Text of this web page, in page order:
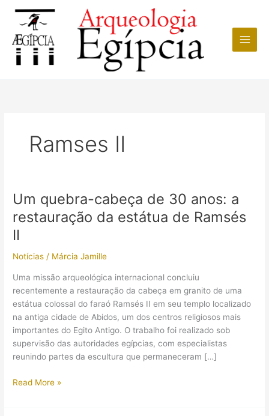
conteúdo
Ramses II
Um quebra-cabeça de 30 anos: a
restauração da estátua de Ramsés
II
Notícias / Márcia Jamille
Uma missão arqueológica internacional concluiu
recentemente a restauração da cabeça em granito de uma
estátua colossal do faraó Ramsés II em seu templo localizado
na antiga cidade de Abidos, um dos centros religiosos mais
importantes do Egito Antigo. O trabalho foi realizado sob
supervisão das autoridades egípcias, com especialistas
reunindo partes da escultura que permaneceram […]
Um
Read More »